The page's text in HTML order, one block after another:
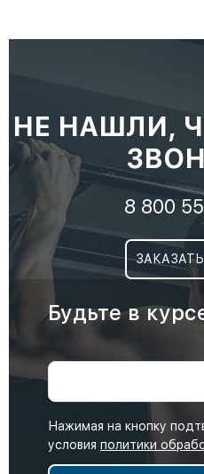
НЕ НАШЛИ,
8 800
Будьте в
Нажимая на кнопку
условия политики